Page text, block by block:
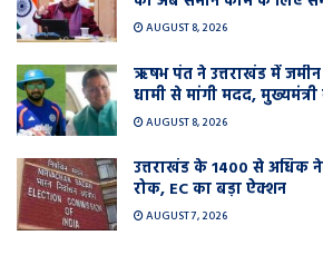
AUGUST 8, 2026
ऋषभ पंत ने उत्तराखंड में
धामी से मांगी मदद, मुख्यमंत्री
AUGUST 8, 2026
उत्तराखंड के 1400 से अधिक
रोक, EC का बड़ा ऐक्शन
AUGUST 7, 2026